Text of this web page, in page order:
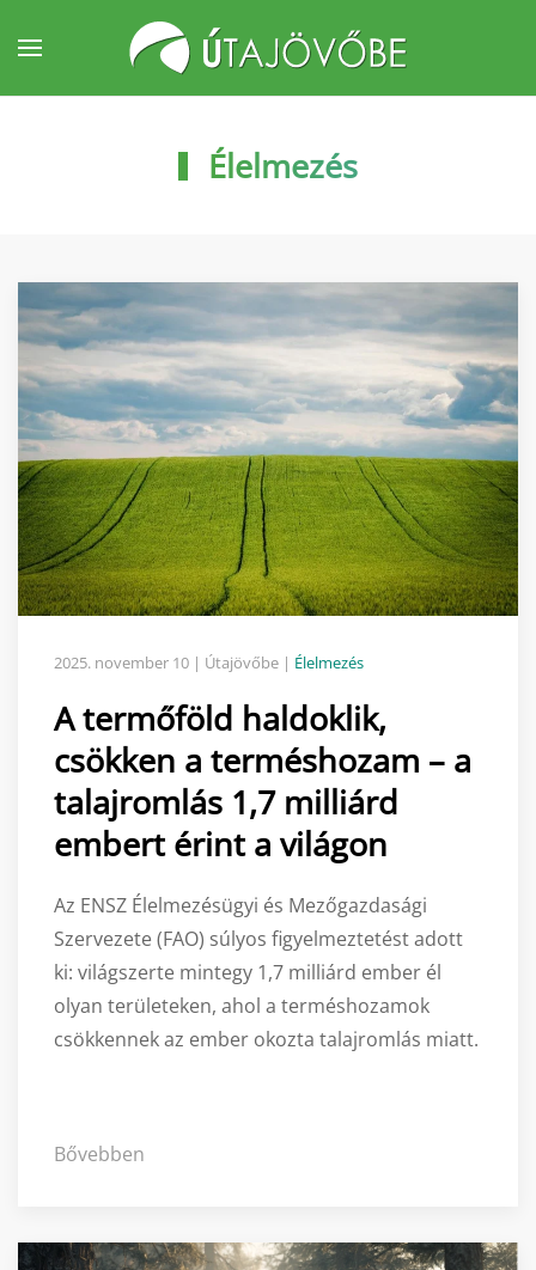
Fő tartalom átugrása
Élelmezés
2025. november 10 | Útajövőbe | Élelmezés
A termőföld haldoklik,
csökken a terméshozam – a
talajromlás 1,7 milliárd
embert érint a világon
Az ENSZ Élelmezésügyi és Mezőgazdasági
Szervezete (FAO) súlyos figyelmeztetést adott
ki: világszerte mintegy 1,7 milliárd ember él
olyan területeken, ahol a terméshozamok
csökkennek az ember okozta talajromlás miatt.
Bővebben